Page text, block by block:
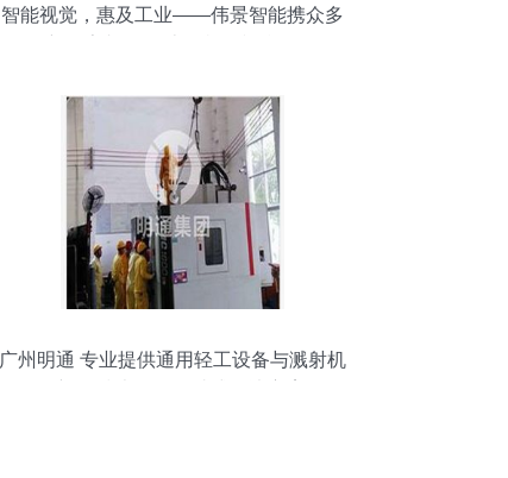
智能视觉，惠及工业——伟景智能携众多
广州明通 专业提供通用轻工设备与溅射机